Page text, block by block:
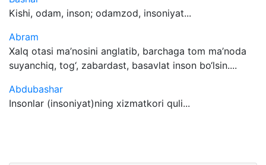
Kishi, odam, inson; odamzod, insoniyat...
Abram
Xalq otasi ma’nosini anglatib, barchaga tom ma’noda
suyanchiq, tog‘, zabardast, basavlat inson bo‘lsin....
Abdubashar
Insonlar (insoniyat)ning xizmatkori quli...